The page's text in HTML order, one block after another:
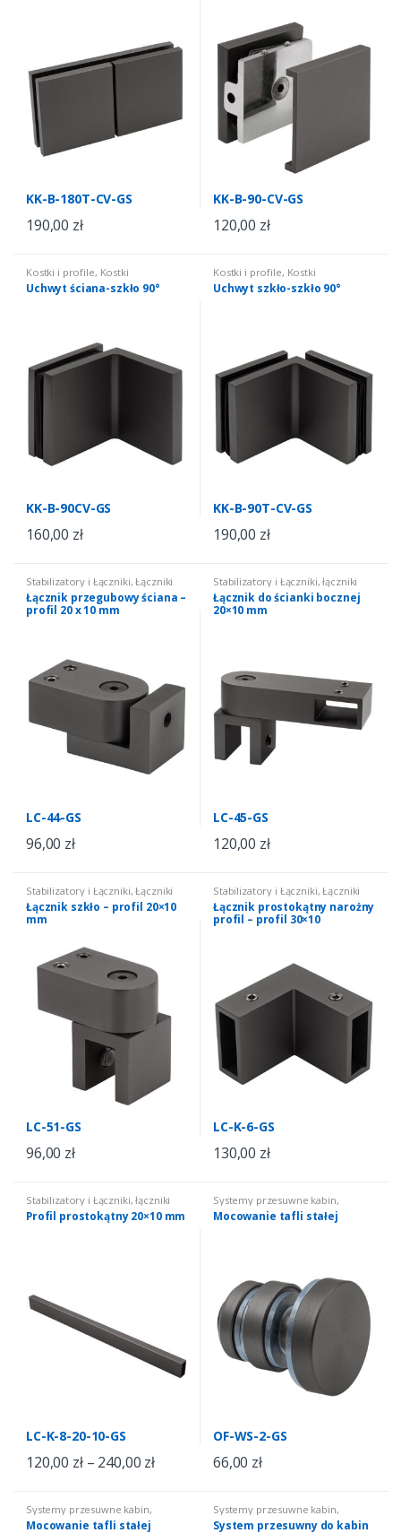
KK-B-180T-CV-GS
190,00 zł
KK-B-90-CV-GS
120,00 zł
Kostki i profile, Kostki
montażowe do kabin
Uchwyt ściana-szkło 90°
KK-B-90CV-GS
160,00 zł
Kostki i profile, Kostki
montażowe do kabin
Uchwyt szkło-szkło 90°
KK-B-90T-CV-GS
190,00 zł
Stabilizatory i Łączniki,Łączniki
do kabin i zabudów łączniki
prostokątne
Łącznik przegubowy ściana –
profil 20 x 10 mm
LC-44-GS
96,00 zł
Stabilizatory i Łączniki,łączniki
prostokątne
Łącznik do ścianki bocznej
20×10 mm
LC-45-GS
120,00 zł
Stabilizatory i Łączniki,Łączniki
do kabin i zabudów łączniki
prostokątne
Łącznik szkło – profil 20×10
mm
LC-51-GS
96,00 zł
Stabilizatory i Łączniki,Łączniki
do kabin i zabudów ,łączniki
prostokątne
Łącznik prostokątny narożny
profil – profil 30×10
LC-K-6-GS
130,00 zł
Stabilizatory i Łączniki,łączniki
prostokątne
Profil prostokątny 20×10 mm
LC-K-8-20-10-GS
120,00 zł– 240,00 zł
Systemy przesuwne kabin,
Dodatki do systemów
przesuwnych
Mocowanie tafli stałej
OF-WS-2-GS
66,00 zł
Systemy przesuwne kabin,
Dodatki do systemów
przesuwnych
Mocowanie tafli stałej
Systemy przesuwne kabin,
Systemy przesuwne do kabin
prysznicowych
System przesuwny do kabin